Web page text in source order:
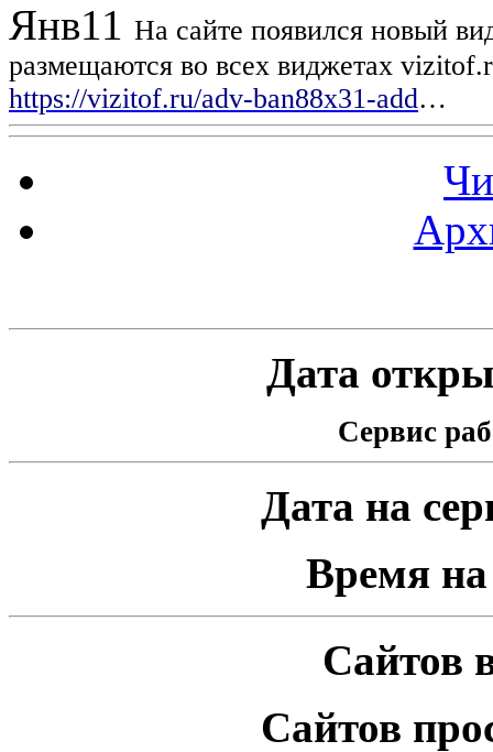
Янв11 На сайте появился новый
размещаются во всех виджетах
https://vizitof.ru/adv-ban88x31-add…
Дата
Сервис
Дата на
Время на
Сайтов
Сайтов